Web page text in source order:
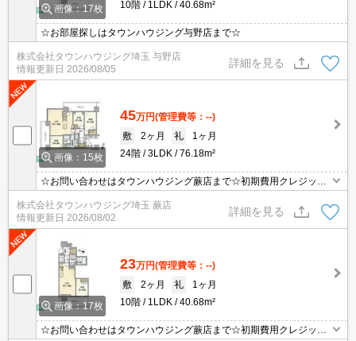
画像：17枚
10階
1LDK 40.68m²
☆お部屋探しはタウンハウジング与野店まで☆
株式会社タウンハウジング埼玉 与野店
情報更新日 2026/08/05
詳細を見る
画像：15枚
45万円(管理費等：--)
敷
2ヶ月 礼
1ヶ月
24階
3LDK 76.18m²
☆お問い合わせはタウンハウジング蕨店まで☆初期費用クレジット
決済相談☆オンラインでの内見・契約もお気軽にご相談ください！
株式会社タウンハウジング埼玉 蕨店
情報更新日 2026/08/02
詳細を見る
画像：17枚
23万円(管理費等：--)
敷
2ヶ月 礼
1ヶ月
10階
1LDK 40.68m²
☆お問い合わせはタウンハウジング蕨店まで☆初期費用クレジット